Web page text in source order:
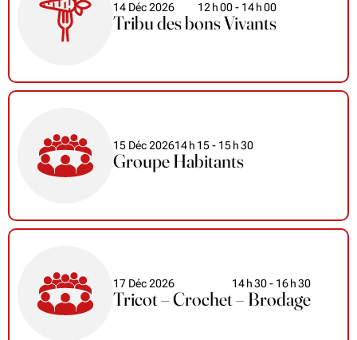
14 Déc 2026 12h00- 14h00
Tribu des bons Vivants
15 Déc 202614h 15- 15h30
Groupe Habitants
17 Déc 2026 14h30- 16h30
Tricot – Crochet – Brodage